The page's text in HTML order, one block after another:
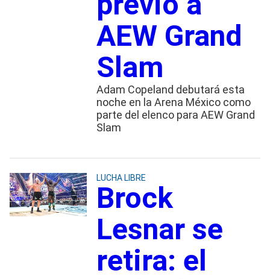
AEW Grand
Slam
Adam Copeland debutará esta
noche en la Arena México como
parte del elenco para AEW Grand
Slam
LUCHA LIBRE
Brock
Lesnar se
retira: el